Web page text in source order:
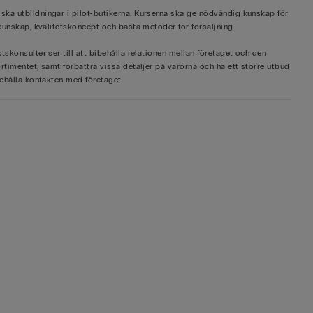
utbildningar i pilot-butikerna. Kurserna ska ge nödvändig kunskap för
kvalitetskoncept och bästa metoder för försäljning.
ser till att bibehålla relationen mellan företaget och den
samt förbättra vissa detaljer på varorna och ha ett större utbud
kontakten med företaget.